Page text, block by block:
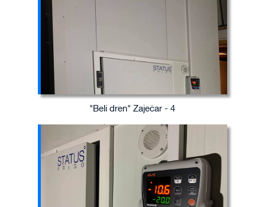
"Beli dren" Zaječar - 4